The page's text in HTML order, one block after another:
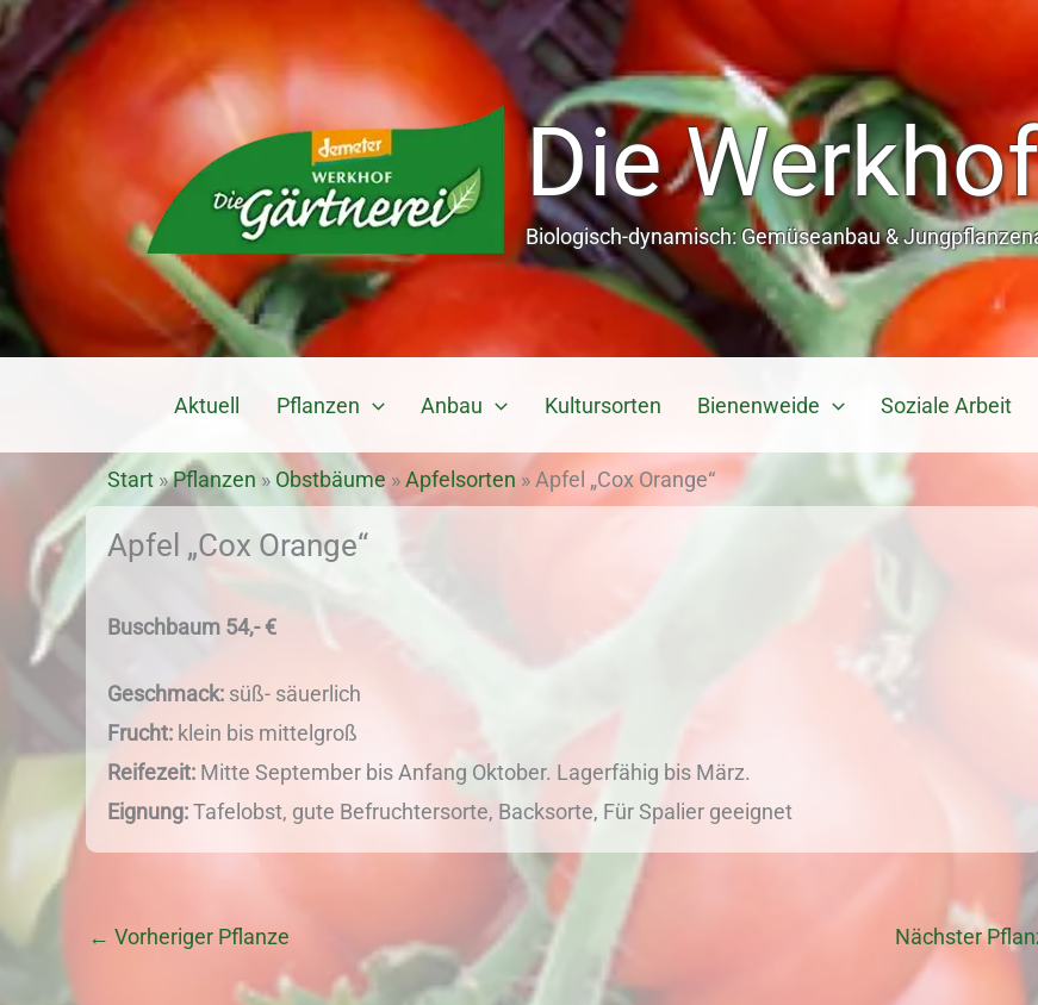
Zum
Inhalt
springen
Die
Biologisch-dynamisch: Gemüseanbau &
Aktuell Pflanzen Anbau Kultursorten Bienenweide Soziale Arbeit
Start »Pflanzen » Obstbäume »Apfelsorten » Apfel „Cox Orange“
Apfel „Cox Orange“
Buschbaum 54,- €
Geschmack: süß- säuerlich
Frucht: klein bis mittelgroß
Reifezeit: Mitte September bis Anfang Oktober. Lagerfähig bis März.
Eignung:Tafelobst, gute Befruchtersorte, Backsorte, Für Spalier geeignet
← Vorheriger Pflanze Nächster